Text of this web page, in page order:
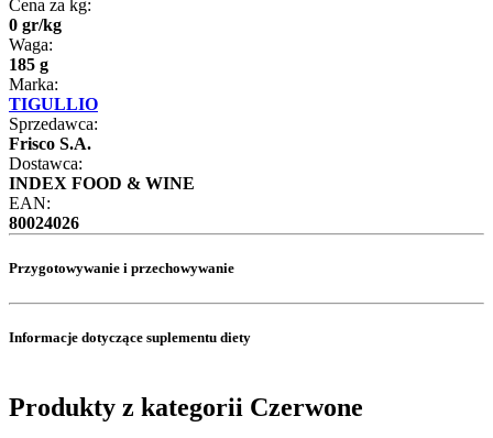
Cena za kg:
0 gr/kg
Waga:
185 g
Marka:
TIGULLIO
Sprzedawca:
Frisco S.A.
Dostawca:
INDEX FOOD & WINE
EAN:
80024026
Przygotowywanie i przechowywanie
Informacje dotyczące suplementu diety
Produkty z kategorii Czerwone